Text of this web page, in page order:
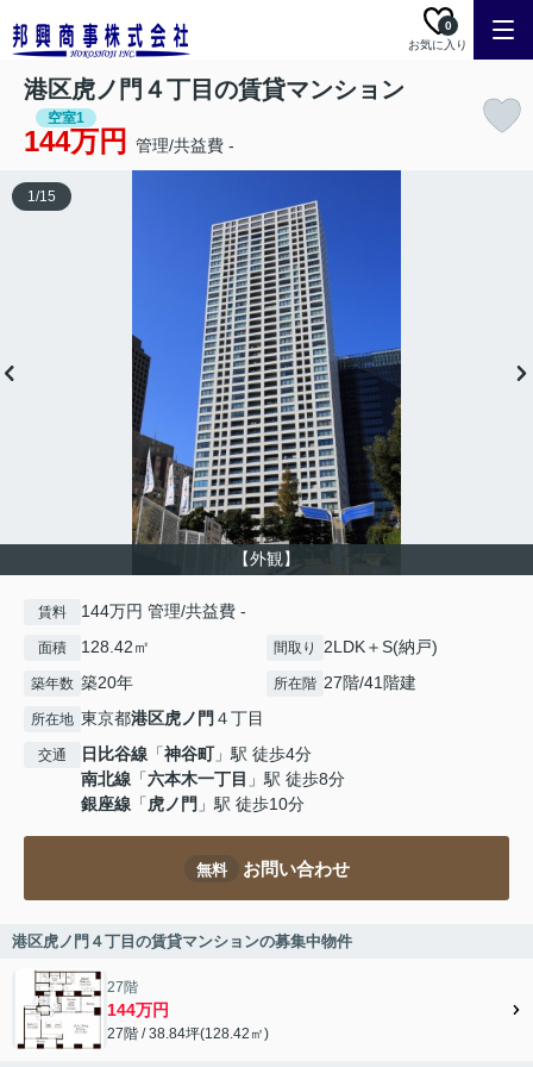
お気に入り
0
港区虎ノ門４丁目の賃貸マンション
空室1
144万円 管理/共益費 -
【外観】
1/15
賃料 144万円 管理/共益費 -
面積 128.42㎡ 間取り 2LDK＋S(納戸)
築年数 築20年 所在階 27階/41階建
所在地 東京都港区虎ノ門 ４丁目
交通 日比谷線 「神谷町」駅 徒歩4分
南北線 「六本木一丁目 」駅 徒歩8分
銀座線 「虎ノ門 」駅 徒歩10分
無料 お問い合わせ
港区虎ノ門４丁目の賃貸マンションの募集中物件
27階
144万円
27階 / 38.84坪(128.42㎡)